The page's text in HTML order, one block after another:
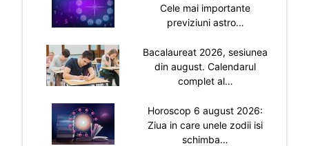
Cele mai importante
previziuni astro…
Bacalaureat 2026, sesiunea
din august. Calendarul
complet al…
Horoscop 6 august 2026:
Ziua in care unele zodii isi
schimba…